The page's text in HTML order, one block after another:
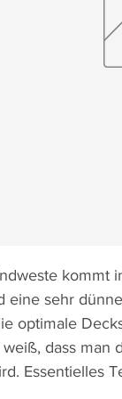
kommt
eine sehr
optimale
dass man
Essentielles